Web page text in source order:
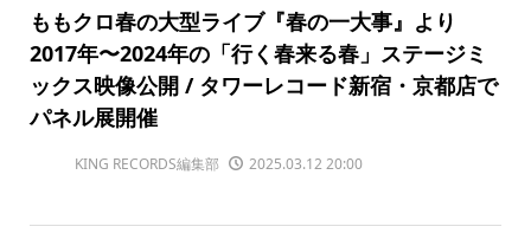
ももクロ春の大型ライブ『春の一大事』より
2017年〜2024年の「行く春来る春」ステージミ
ックス映像公開 / タワーレコード新宿・京都店で
パネル展開催
KING RECORDS編集部 2025.03.12 20:00